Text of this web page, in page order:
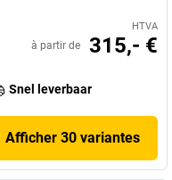
HTVA
à partir de 315,- €
Snel leverbaar
Afficher 30 variantes